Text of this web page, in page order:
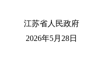
政府
28日